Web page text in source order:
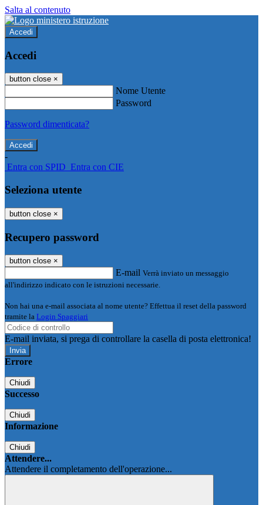
Salta al contenuto
Accedi
Accedi
button close ×
Nome Utente
Password
Password dimenticata?
-
Entra con SPID Entra con CIE
Seleziona utente
button close ×
Recupero password
button close ×
E-mail Verrà inviato un messaggio
all'indirizzo indicato con le istruzioni necessarie.
Non hai una e-mail associata al nome utente? Effettua il reset della password
tramite la Login Spaggiari
E-mail inviata, si prega di controllare la casella di posta elettronica!
Errore
Chiudi
Successo
Chiudi
Informazione
Chiudi
Attendere...
Attendere il completamento dell'operazione...